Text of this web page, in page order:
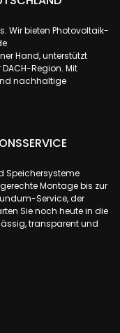
Wir bieten Photovoltaik-
Hand, unterstützt
Region. Mit
nachhaltige
Speichersysteme
Montage bis zur
Service, der
Sie noch heute in die
transparent und